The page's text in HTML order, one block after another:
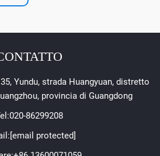
Yundu, strada Huangyuan, distretto
provincia di Guangdong
020-86299208
[email protected]